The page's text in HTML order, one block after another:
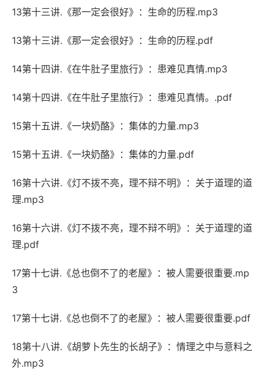
13第十三讲.《那一定会很好》：生命的历程.mp3
13第十三讲.《那一定会很好》：生命的历程.pdf
14第十四讲.《在牛肚子里旅行》：患难见真情.mp3
14第十四讲.《在牛肚子里旅行》：患难见真情。.pdf
15第十五讲.《一块奶酪》：集体的力量.mp3
15第十五讲.《一块奶酪》：集体的力量.pdf
16第十六讲.《灯不拨不亮，理不辩不明》：关于道理的道
理.mp3
16第十六讲.《灯不拨不亮，理不辩不明》：关于道理的道
理.pdf
17第十七讲.《总也倒不了的老屋》：被人需要很重要.mp
3
17第十七讲.《总也倒不了的老屋》：被人需要很重要.pdf
18第十八讲.《胡萝卜先生的长胡子》：情理之中与意料之
外.mp3